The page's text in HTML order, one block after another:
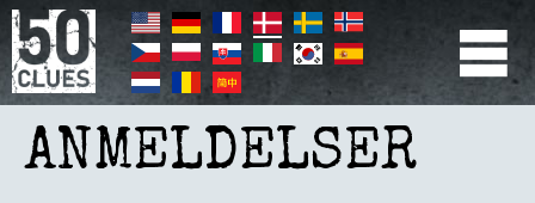
Gå
til
hovedindhold
PRIMÆR
NAVIGATION
ANMELDELSER